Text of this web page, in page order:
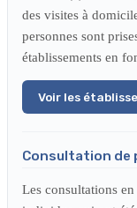
des visites à
personnes sont
établissements en
Voir les
Consultation
Les consultations